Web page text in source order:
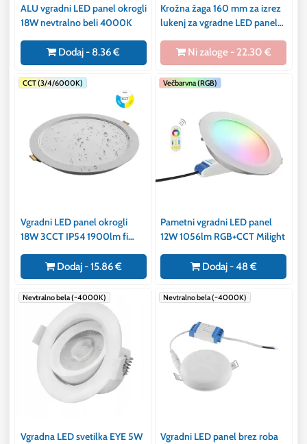
ALU vgradni LED panel okrogli
18W nevtralno beli 4000K
Dodaj - 8.36 €
Krožna žaga 160 mm za izrez
lukenj za vgradne LED panele
Ni zaloge - 22.30 €
CCT (3/4/6000K)
Vgradni LED panel okrogli
18W 3CCT IP54 1900lm fi
Dodaj - 15.86 €
Večbarvna (RGB)
Pametni vgradni LED panel
12W 1056lm RGB+CCT Milight
Dodaj - 48 €
Nevtralno bela (~4000K)
Vgradna LED svetilka EYE 5W
Nevtralno bela (~4000K)
Vgradni LED panel brez roba